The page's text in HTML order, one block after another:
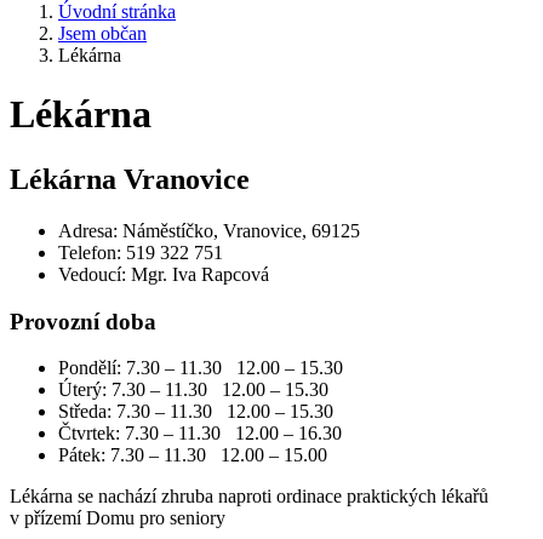
Úvodní stránka
Jsem občan
Lékárna
Lékárna
Lékárna Vranovice
Adresa: Náměstíčko, Vranovice, 69125
Telefon: 519 322 751
Vedoucí: Mgr. Iva Rapcová
Provozní doba
Pondělí: 7.30 – 11.30 12.00 – 15.30
Úterý: 7.30 – 11.30 12.00 – 15.30
Středa: 7.30 – 11.30 12.00 – 15.30
Čtvrtek: 7.30 – 11.30 12.00 – 16.30
Pátek: 7.30 – 11.30 12.00 – 15.00
Lékárna se nachází zhruba naproti ordinace praktických lékařů
v přízemí Domu pro seniory